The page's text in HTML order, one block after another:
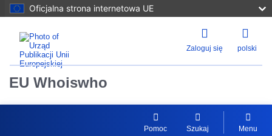
Oficjalna strona internetowa UE
Zaloguj się polski
EU Whoiswho
Pomoc Szukaj Menu